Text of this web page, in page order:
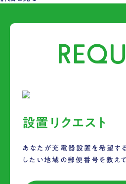
設置リクエスト
あなたが充電器設置を希望す
したい地域の郵便番号を教えて